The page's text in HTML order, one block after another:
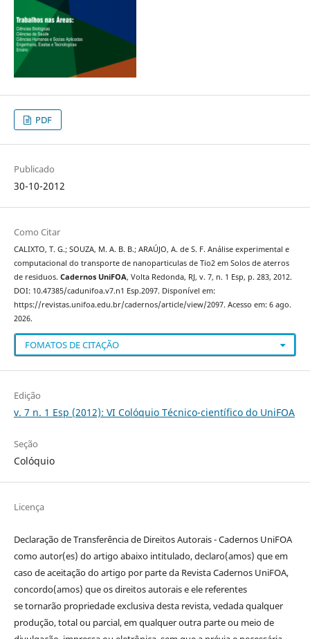
PDF
Publicado
30-10-2012
Como Citar
CALIXTO, T. G.; SOUZA, M. A. B. B.; ARAÚJO, A. de S. F. Análise experimental e
computacional do transporte de nanoparticulas de Tio2 em Solos de aterros
de residuos. Cadernos UniFOA, Volta Redonda, RJ, v. 7, n. 1 Esp, p. 283, 2012.
DOI: 10.47385/cadunifoa.v7.n1 Esp.2097. Disponível em:
https://revistas.unifoa.edu.br/cadernos/article/view/2097. Acesso em: 6 ago.
2026.
FOMATOS DE CITAÇÃO
Edição
v. 7 n. 1 Esp (2012): VI Colóquio Técnico-científico do UniFOA
Seção
Colóquio
Licença
Declaração de Transferência de Direitos Autorais - Cadernos UniFOA
como autor(es) do artigo abaixo intitulado, declaro(amos) que em
caso de aceitação do artigo por parte da Revista Cadernos UniFOA,
concordo(amos) que os direitos autorais e ele referentes
se tornarão propriedade exclusiva desta revista, vedada qualquer
produção, total ou parcial, em qualquer outra parte ou meio de